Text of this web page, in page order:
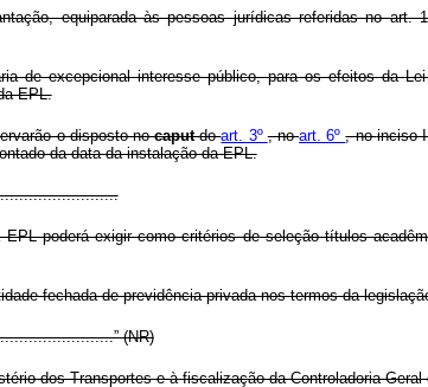
equiparada às pessoas jurídicas referidas no
de excepcional interesse público, para os efeitos da
EPL.
o disposto nocaputdoart. 3º, noart. 6º, noinciso
da data da instalação da EPL.
EPL poderá exigir como critérios de seleção títulos
fechada de previdência privada nos termos da
(NR)
dos Transportes e à fiscalização da Controladoria-Geral